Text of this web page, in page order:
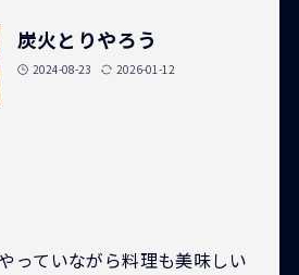
炭火とりやろう
2024-08-23 2026-01-12
っていながら料理も美味しい